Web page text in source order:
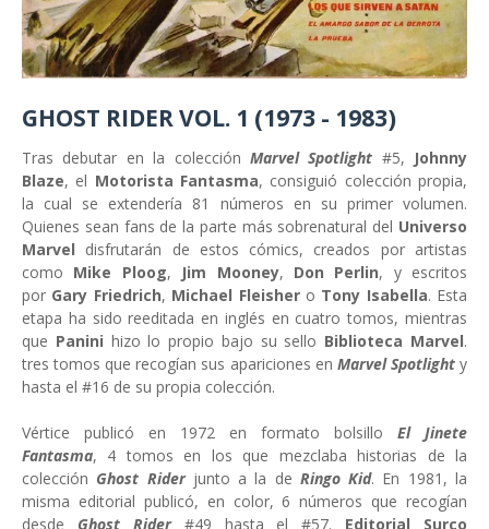
GHOST RIDER VOL. 1 (1973 - 1983)
Tras debutar en la colección Marvel Spotlight #5, Johnny
Blaze, el Motorista Fantasma, consiguió colección propia,
la cual se extendería 81 números en su primer volumen.
Quienes sean fans de la parte más sobrenatural del Universo
Marvel disfrutarán de estos cómics, creados por artistas
como Mike Ploog, Jim Mooney, Don Perlin, y escritos
por Gary Friedrich, Michael Fleisher o Tony Isabella. Esta
etapa ha sido reeditada en inglés en cuatro tomos, mientras
que Panini hizo lo propio bajo su sello Biblioteca Marvel.
tres tomos que recogían sus apariciones en Marvel Spotlighty
hasta el #16 de su propia colección.
Vértice publicó en 1972 en formato bolsillo El Jinete
Fantasma, 4 tomos en los que mezclaba historias de la
colección Ghost Riderjunto a la de Ringo Kid. En 1981, la
misma editorial publicó, en color, 6 números que recogían
desde Ghost Rider#49 hasta el #57. Editorial Surco